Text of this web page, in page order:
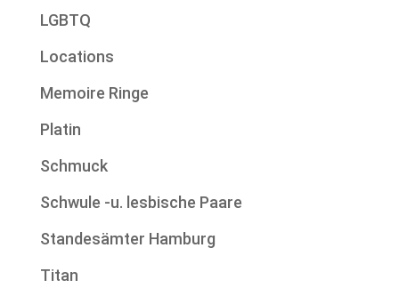
LGBTQ
Locations
Memoire Ringe
Platin
Schmuck
Schwule -u. lesbische Paare
Standesämter Hamburg
Titan